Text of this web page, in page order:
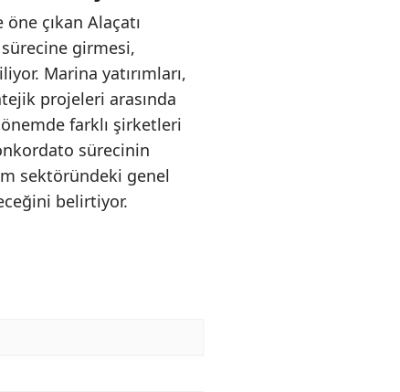
çıkan Alaçatı
girmesi,
Marina yatırımları,
projeleri arasında
farklı şirketleri
sürecinin
sektöründeki genel
belirtiyor.